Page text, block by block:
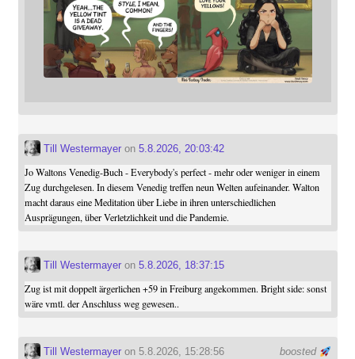
Till Westermayeron 5.8.2026, 20:03:42
Jo Waltons Venedig-Buch - Everybody's perfect - mehr oder weniger in einem
Zug durchgelesen. In diesem Venedig treffen neun Welten aufeinander. Walton
macht daraus eine Meditation über Liebe in ihren unterschiedlichen
Ausprägungen, über Verletzlichkeit und die Pandemie.
Till Westermayeron 5.8.2026, 18:37:15
Zug ist mit doppelt ärgerlichen +59 in Freiburg angekommen. Bright side: sonst
wäre vmtl. der Anschluss weg gewesen..
boosted
Till Westermayeron 5.8.2026, 15:28:56